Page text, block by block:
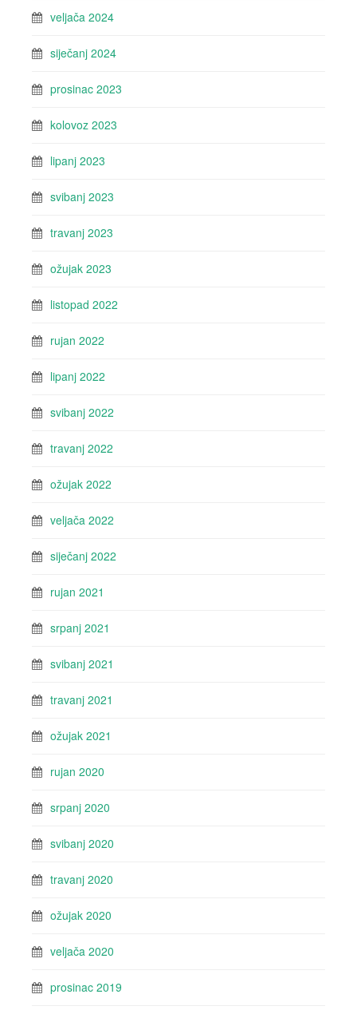
veljača 2024
siječanj 2024
prosinac 2023
kolovoz 2023
lipanj 2023
svibanj 2023
travanj 2023
ožujak 2023
listopad 2022
rujan 2022
lipanj 2022
svibanj 2022
travanj 2022
ožujak 2022
veljača 2022
siječanj 2022
rujan 2021
srpanj 2021
svibanj 2021
travanj 2021
ožujak 2021
rujan 2020
srpanj 2020
svibanj 2020
travanj 2020
ožujak 2020
veljača 2020
prosinac 2019